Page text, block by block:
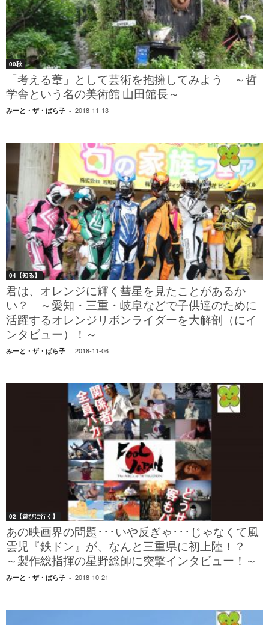
00秋
「考える葦」として芸術を抱擁してみよう ～哲
学舎という名の美術館 山田館長～
みーと・ザ・ぱら子 - 2018-11-13
04【知る】
君は、オレンジに輝く彗星を見たことがあるか
い？ ～愛知・三重・岐阜などで子供達のために
活躍するオレンジリボンライダーを大解剖（にイ
ンタビュー）！～
みーと・ザ・ぱら子 - 2018-11-06
02【遊びに行く】
あの映画界の問題･･･いや反ぎゃ･･･じゃなくて風
雲児『鉄ドン』が、なんと三重県に初上陸！？
～製作総指揮の星野総帥に突撃インタビュー！～
みーと・ザ・ぱら子 - 2018-10-21